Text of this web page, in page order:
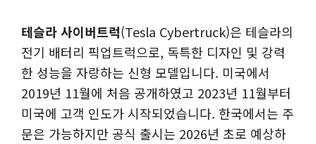
테슬라 사이버트럭(Tesla Cybertruck)은 테슬라의
전기 배터리 픽업트럭으로, 독특한 디자인 및 강력
한 성능을 자랑하는 신형 모델입니다. 미국에서
2019년 11월에 처음 공개하였고 2023년 11월부터
미국에 고객 인도가 시작되었습니다. 한국에서는 주
문은 가능하지만 공식 출시는 2026년 초로 예상하